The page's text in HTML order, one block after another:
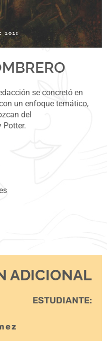
se concretó en
un enfoque temático,
del
Potter.
ADICIONAL
ESTUDIANTE: